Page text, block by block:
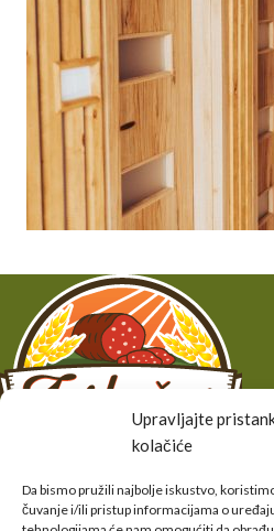
Upravljajte
kolačiće
Da bismo pružili najbolje iskustvo,
čuvanje i/ili pristup informacijama o
OPG FERBEŽAR